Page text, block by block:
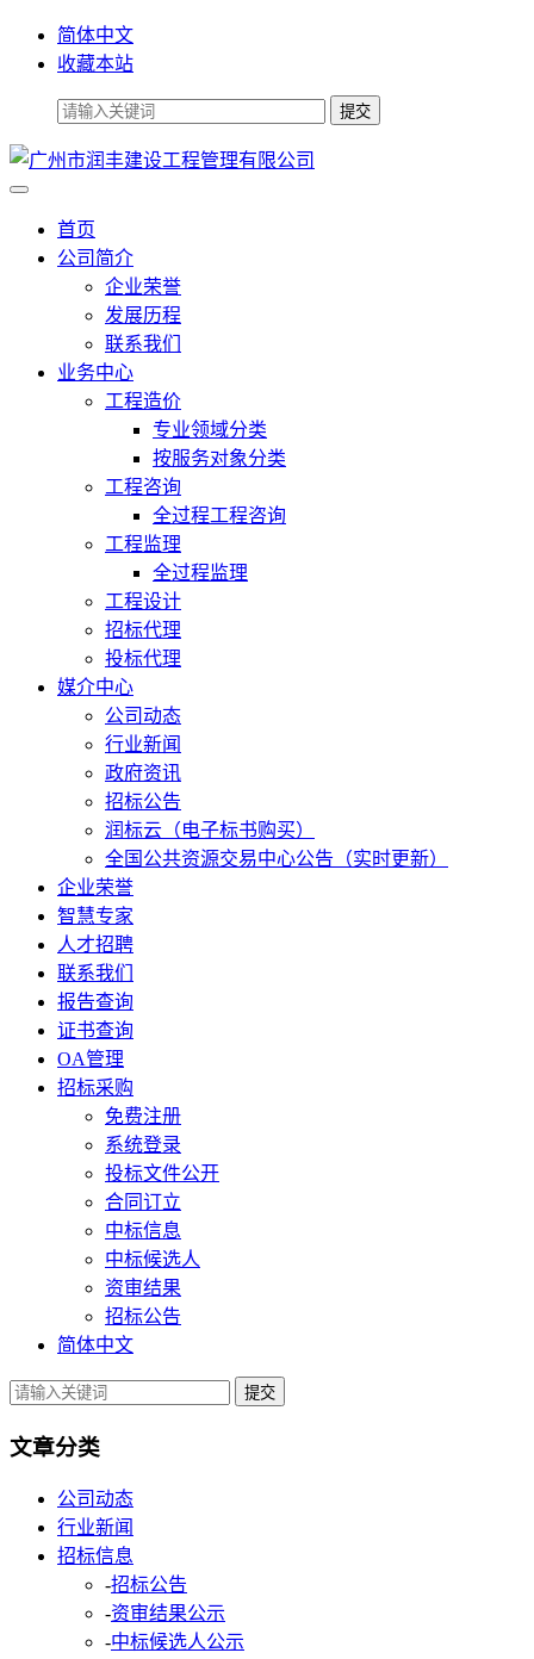
简体中文
收藏本站
首页
公司简介
企业荣誉
发展历程
联系我们
业务中心
工程造价
专业领域分类
按服务对象分类
工程咨询
全过程工程咨询
工程监理
全过程监理
工程设计
招标代理
投标代理
媒介中心
公司动态
行业新闻
政府资讯
招标公告
润标云（电子标书购买）
全国公共资源交易中心公告（实时更新）
企业荣誉
智慧专家
人才招聘
联系我们
报告查询
证书查询
OA管理
招标采购
免费注册
系统登录
投标文件公开
合同订立
中标信息
中标候选人
资审结果
招标公告
简体中文
提交
文章分类
公司动态
行业新闻
招标信息
-招标公告
-资审结果公示
-中标候选人公示